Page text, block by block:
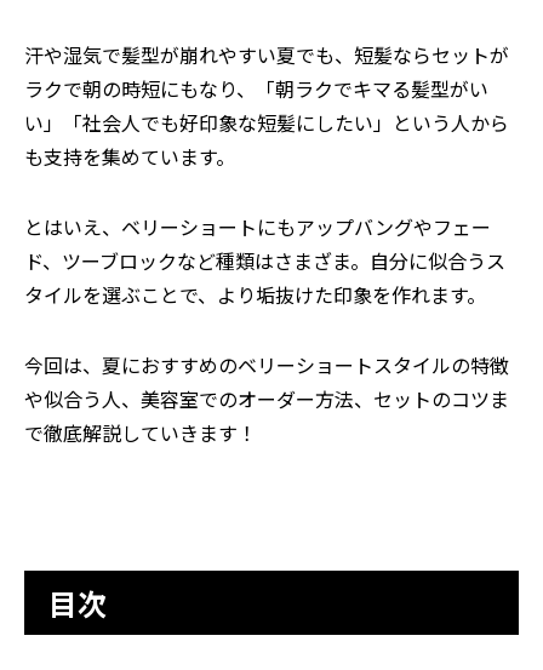
汗や湿気で髪型が崩れやすい夏でも、短髪ならセットが
ラクで朝の時短にもなり、「朝ラクでキマる髪型がい
い」「社会人でも好印象な短髪にしたい」という人から
も支持を集めています。
とはいえ、ベリーショートにもアップバングやフェー
ド、ツーブロックなど種類はさまざま。自分に似合うス
タイルを選ぶことで、より垢抜けた印象を作れます。
今回は、夏におすすめのベリーショートスタイルの特徴
や似合う人、美容室でのオーダー方法、セットのコツま
で徹底解説していきます！
目次